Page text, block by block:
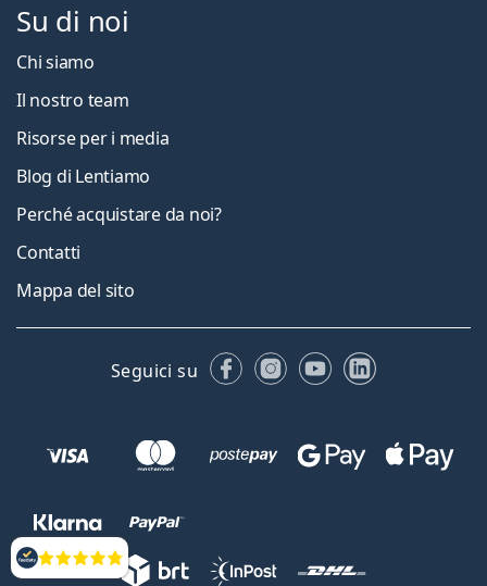
Valutazione
Su di noi
Chi siamo
Il nostro team
Risorse per i media
Blog di Lentiamo
Perché acquistare da noi?
Contatti
Mappa del sito
Seguici su FacebookInstagram
YouTubeLinkedIn